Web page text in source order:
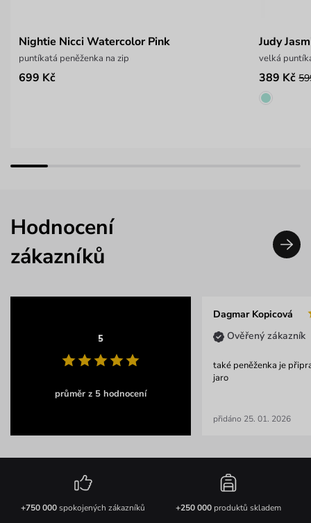
Nightie Nicci Watercolor Pink
puntíkatá peněženka na zip
699 Kč
Judy
velká
389 Kč
Hodnocení
zákazníků
5
průměr z 5 hodnocení
Dagmar Kopicová
Ověřený zákazník
také peněženka je
jaro
přidáno 25. 01. 2026
+750 000spokojených zákazníků +250 000produktů skladem